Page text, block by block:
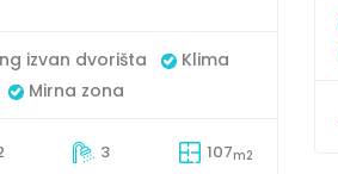
izvan dvorišta
Klima
Mirna zona
3 107m2